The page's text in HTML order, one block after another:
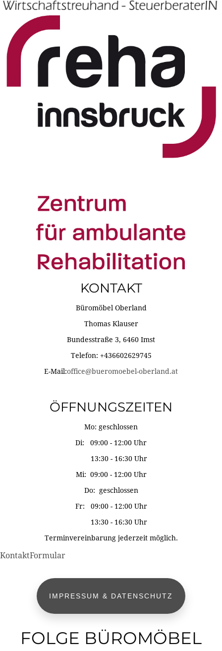
KONTAKT
Büromöbel Oberland
Thomas Klauser
Bundesstraße 3, 6460 Imst
Telefon: +436602629745
E-Mail:office@bueromoebel-oberland.at
ÖFFNUNGSZEITEN
Mo: geschlossen
Di: 09:00 - 12:00 Uhr
13:30 - 16:30 Uhr
Mi: 09:00 - 12:00 Uhr
Do: geschlossen
Fr: 09:00 - 12:00 Uhr
13:30 - 16:30 Uhr
Terminvereinbarung jederzeit möglich.
KontaktFormular
IMPRESSUM & DATENSCHUTZ
FOLGE BÜROMÖBEL